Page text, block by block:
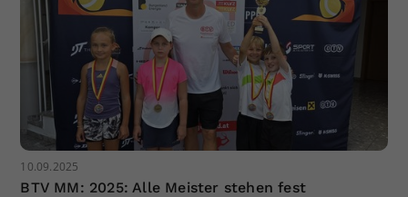
10.09.2025
BTV MM: 2025: Alle Meister stehen fest